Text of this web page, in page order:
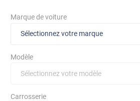
Marque de voiture
Sélectionnez votre marque
Modèle
Sélectionnez votre modèle
Carrosserie